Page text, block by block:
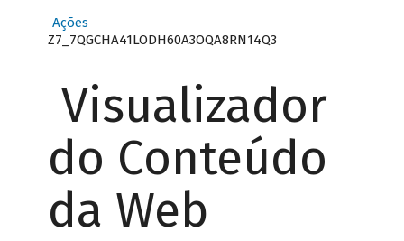
Ações
Z7_7QGCHA41LODH60A3OQA8RN14Q3
Visualizador
do Conteúdo
da Web